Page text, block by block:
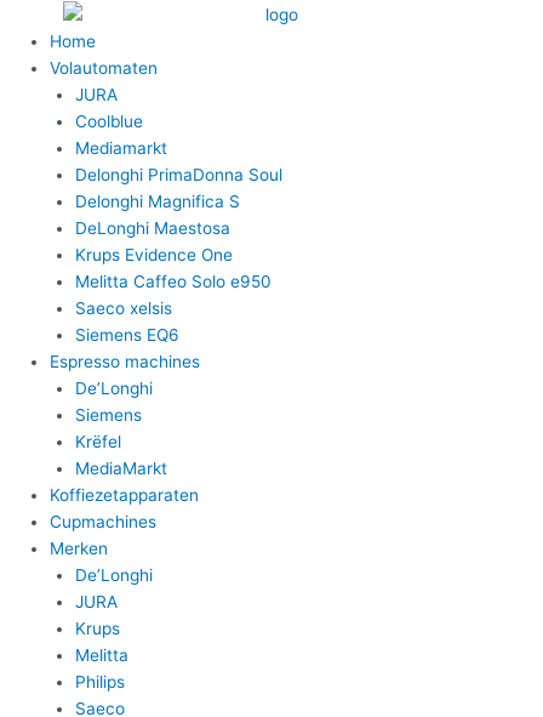
naar
Home
Volautomaten
JURA
Coolblue
Mediamarkt
Delonghi PrimaDonna Soul
Delonghi Magnifica S
DeLonghi Maestosa
Krups Evidence One
Melitta Caffeo Solo e950
Saeco xelsis
Siemens EQ6
Espresso machines
De’Longhi
Siemens
Krëfel
MediaMarkt
Koffiezetapparaten
Cupmachines
Merken
De’Longhi
JURA
Krups
Melitta
Philips
Saeco